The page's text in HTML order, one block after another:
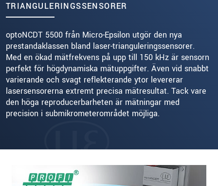
TRIANGULERINGSSENSORER
optoNCDT 5500 från Micro-Epsilon utgör den nya
prestandaklassen bland laser-trianguleringssensorer.
Med en ökad mätfrekvens på upp till 150 kHz är sensorn
perfekt för högdynamiska mätuppgifter. Även vid snabbt
varierande och svagt reflekterande ytor levererar
lasersensorerna extremt precisa mätresultat. Tack vare
den höga reproducerbarheten är mätningar med
precision i submikrometerområdet möjliga.